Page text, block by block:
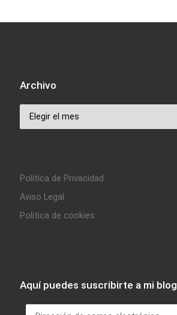
Archivo
Archivo
Política de Privacidad
Aviso Legal
Política de cookies
Aquí puedes suscribirte a mi blog
Dirección de correo electrónico